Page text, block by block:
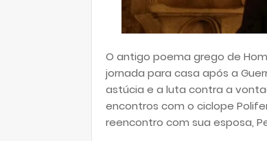
O antigo poema grego de
jornada para casa após a
astúcia e a luta contra a
encontros com o ciclope
reencontro com sua esposa,